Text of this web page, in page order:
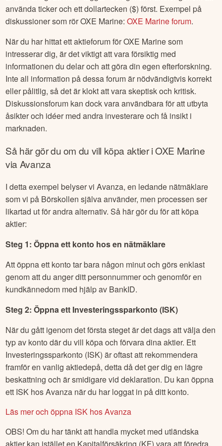
använda ticker och ett dollartecken ($) först. Exempel på
diskussioner som rörOXE Marine:OXE Marineforum.
När du har hittat ett aktieforum förOXE Marinesom
intresserar dig, är det viktigt att vara försiktig med
informationen du delar och att göra din egen efterforskning.
Inte all information på dessa forum är nödvändigtvis korrekt
eller pålitlig, så det är klokt att vara skeptisk och kritisk.
Diskussionsforum kan dock vara användbara för att utbyta
åsikter och idéer med andra investerare och få insikt i
marknaden.
Så här gör du om du vill köpa aktier iOXE Marine
via Avanza
I detta exempel belyser vi Avanza, en ledande nätmäklare
som vi på Börskollen själva använder, men processen ser
likartad ut för andra alternativ. Så här gör du för att köpa
aktier:
Steg 1: Öppna ett konto hos en nätmäklare
Att öppna ett konto tar bara någon minut och görs enklast
genom att du anger ditt personnummer och genomför en
kundkännedom med hjälp av BankID.
Steg 2: Öppna ett Investeringssparkonto (ISK)
När du gått igenom det första steget är det dags att välja den
typ av konto där du vill köpa och förvara dina aktier. Ett
Investeringssparkonto (ISK) är oftast att rekommendera
framför en vanlig aktiedepå, detta då det ger dig en lägre
beskattning och är smidigare vid deklaration. Du kan öppna
ett ISK hos Avanza när du har loggat in på ditt konto.
Läs mer och öppna ISK hos Avanza
OBS! Om du har tänkt att handla mycket med utländska
aktier kan istället en Kapitalförsäkring (KF) vara att föredra.